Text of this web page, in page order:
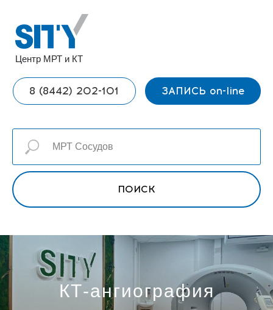
Центр МРТ и КТ
8 (8442) 202-101
ПОИСК
КТ-ангиография